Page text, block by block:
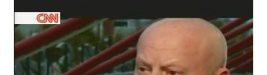
英文課程總表
英文會話
商用英文
全國分校
免費資源